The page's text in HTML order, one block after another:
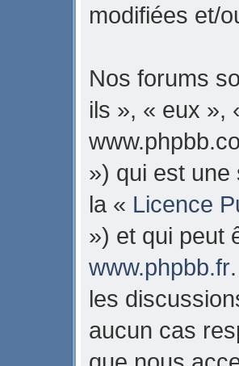
modifiées et/
Nos forums
ils », « eux »,
») qui est
la « Licence
») et qui peut
www.phpbb.fr
les
aucun cas